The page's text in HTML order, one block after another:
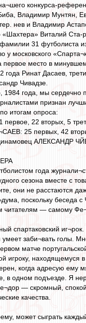
конкурса-
Владимир Мунтян,
нев и Владимир
Виталий Ста-
31 футболиста
у московского
первое место в
года Ринат Дасаев,
Чивадзе.
1984 года, мы сердечно
признан
итогам опроса:
22 вторых, 5
25 первых, 42
АЛЕКСАНДР
года
сезона вместе с
они не расстаются
поскольку беседа
читателям — самому
спартаковский
умеет заби¬вать голы.
матче
игроку, находящемуся
когда адресую ему
одном подъезде. Я
— скромный,
качества.
может сыграть